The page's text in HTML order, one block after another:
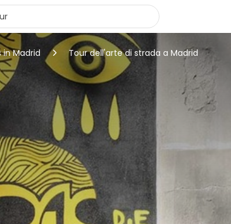
in Madrid Tour dell'arte di strada a Madrid